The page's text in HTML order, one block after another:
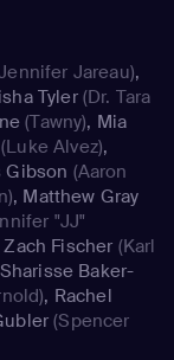
Jareau),
Tyler(Dr. Tara
(Tawny), Mia
Alvez),
Gibson (Aaron
, Matthew Gray
"JJ"
Zach Fischer (Karl
Sharisse Baker-
, Rachel
(Spencer